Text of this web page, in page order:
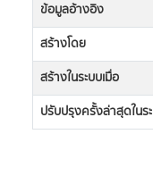
ข้อมูลอ้างอิง
สร้างโดย
สร้างในระบบเมื่อ
ปรับปรุงครั้งล่าสุดในร